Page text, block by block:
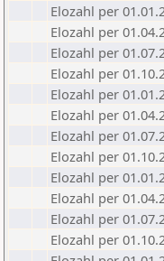
Elozahl per
Elozahl per
Elozahl per
Elozahl per
Elozahl per
Elozahl per
Elozahl per
Elozahl per
Elozahl per
Elozahl per
Elozahl per
Elozahl per